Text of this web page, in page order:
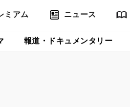
ミアム ニュース
報道・ドキュメンタリー